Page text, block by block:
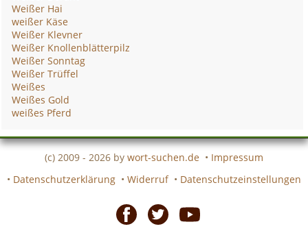
Weißer Hai
weißer Käse
Weißer Klevner
Weißer Knollenblätterpilz
Weißer Sonntag
Weißer Trüffel
Weißes
Weißes Gold
weißes Pferd
(c) 2009 - 2026 by wort-suchen.de • Impressum
• Datenschutzerklärung • Widerruf • Datenschutzeinstellungen